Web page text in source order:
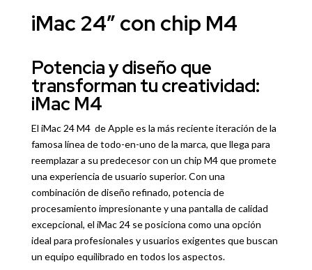
iMac 24″ con chip M4
Potencia y diseño que
transforman tu creatividad:
iMac M4
El iMac 24 M4 deApplees la más reciente iteración de la
famosa línea de todo-en-uno de la marca, que llega para
reemplazar a su predecesor con un chip M4que promete
una experiencia de usuario superior. Con una
combinación de diseño refinado, potencia de
procesamiento impresionante y una pantalla de calidad
excepcional, el iMac 24 se posiciona como una opción
ideal para profesionales y usuarios exigentes que buscan
un equipo equilibrado en todos los aspectos.